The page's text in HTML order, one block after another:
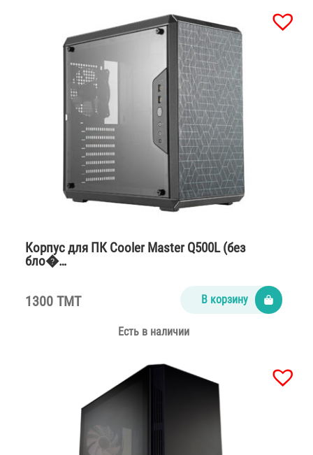
Корпус для ПК Cooler Master Q500L (без
бло�…
1300 TMT В корзину
Есть в наличии